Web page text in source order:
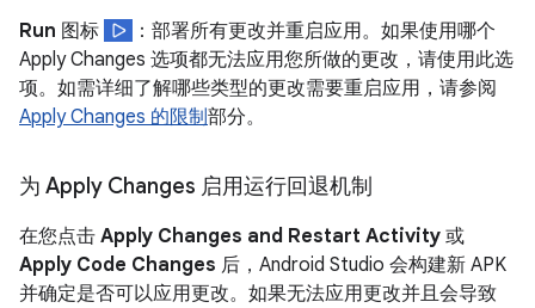
Run 图标
：部署所有更改并重启应用。如果使用哪个
Apply Changes 选项都无法应用您所做的更改，请使用此选
项。如需详细了解哪些类型的更改需要重启应用，请参阅
Apply Changes 的限制部分。
为 Apply Changes 启用运行回退机制
在您点击 Apply Changes and Restart Activity 或
Apply Code Changes 后，Android Studio 会构建新 APK
并确定是否可以应用更改。如果无法应用更改并且会导致